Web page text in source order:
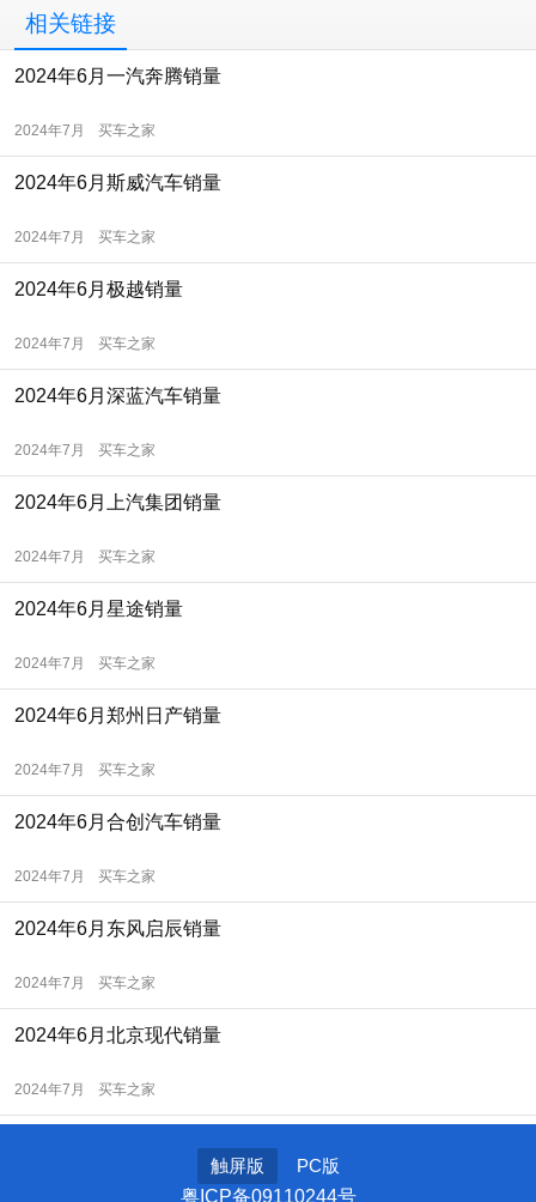
相关链接
2024年6月一汽奔腾销量
2024年7月 买车之家
2024年6月斯威汽车销量
2024年7月 买车之家
2024年6月极越销量
2024年7月 买车之家
2024年6月深蓝汽车销量
2024年7月 买车之家
2024年6月上汽集团销量
2024年7月 买车之家
2024年6月星途销量
2024年7月 买车之家
2024年6月郑州日产销量
2024年7月 买车之家
2024年6月合创汽车销量
2024年7月 买车之家
2024年6月东风启辰销量
2024年7月 买车之家
2024年6月北京现代销量
2024年7月 买车之家
触屏版
PC版
粤ICP备09110244号